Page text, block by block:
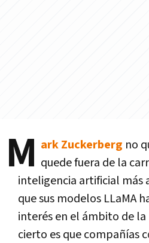
M ark Zuckerberg no
quede fuera de la
inteligencia artificial más
que sus modelos LLaMA
interés en el ámbito de
cierto es que compañías